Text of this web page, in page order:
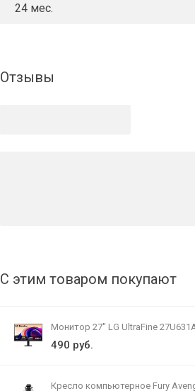
24 мес.
Отзывы
С этим товаром покупают
Монитор 27" LG UltraFine
490 руб.
Кресло компьютерное Fury